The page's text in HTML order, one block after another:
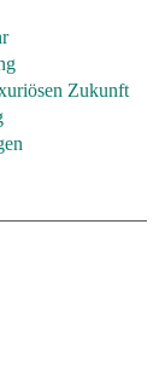
Zukunft